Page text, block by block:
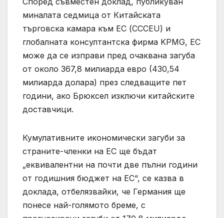
миналата седмица от Китайската
търговска камара към ЕС (CCCEU) и
глобалната консултантска фирма KPMG, ЕС
може да се изправи пред очаквана загуба
от около 367,8 милиарда евро (430,54
милиарда долара) през следващите пет
години, ако Брюксел изключи китайските
доставчици.
Кумулативните икономически загуби за
страните-членки на ЕС ще бъдат
„еквивалентни на почти две пълни години
от годишния бюджет на ЕС“, се казва в
доклада, отбелязвайки, че Германия ще
понесе най-голямото бреме, с